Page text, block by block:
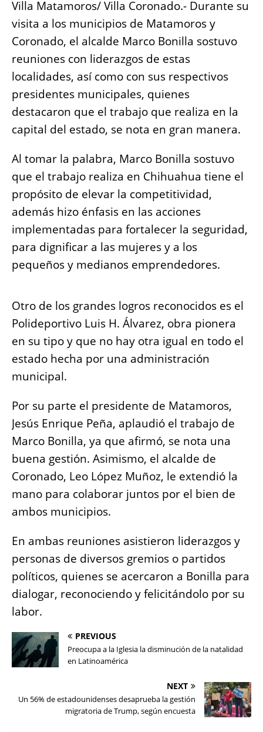
b
o
o
k
A
p
p
n
g
er
Li
n
k
Villa Matamoros/ Villa Coronado.- Durante su
visita a los municipios de Matamoros y
Coronado, el alcalde Marco Bonilla sostuvo
reuniones con liderazgos de estas
localidades, así como con sus respectivos
presidentes municipales, quienes
destacaron que el trabajo que realiza en la
capital del estado, se nota en gran manera.
Al tomar la palabra, Marco Bonilla sostuvo
que el trabajo realiza en Chihuahua tiene el
propósito de elevar la competitividad,
además hizo énfasis en las acciones
implementadas para fortalecer la seguridad,
para dignificar a las mujeres y a los
pequeños y medianos emprendedores.
Otro de los grandes logros reconocidos es el
Polideportivo Luis H. Álvarez, obra pionera
en su tipo y que no hay otra igual en todo el
estado hecha por una administración
municipal.
Por su parte el presidente de Matamoros,
Jesús Enrique Peña, aplaudió el trabajo de
Marco Bonilla, ya que afirmó, se nota una
buena gestión. Asimismo, el alcalde de
Coronado, Leo López Muñoz, le extendió la
mano para colaborar juntos por el bien de
ambos municipios.
En ambas reuniones asistieron liderazgos y
personas de diversos gremios o partidos
políticos, quienes se acercaron a Bonilla para
dialogar, reconociendo y felicitándolo por su
labor.
PREVIOUS
Preocupa a la Iglesia la disminución de la natalidad
en Latinoamérica
NEXT
Un 56% de estadounidenses desaprueba la gestión
migratoria de Trump, según encuesta